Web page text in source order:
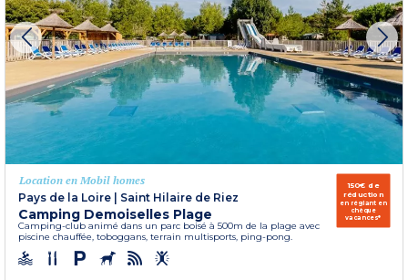
Location en Mobil homes
Pays de la Loire | Saint Hilaire de Riez
Camping Demoiselles Plage
Camping-club animé dans un parc boisé à 500m de la plage avec
piscine chauffée, toboggans, terrain multisports, ping-pong.
150€ de
réduction
en réglant en
chèque
vacances*